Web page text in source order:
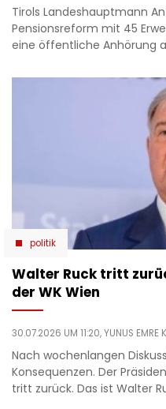
Tirols Landeshauptmann
Pensionsreform mit 45
eine öffentliche Anhörung
politik
Walter Ruck tritt
der WK Wien
30.07.2026 UM 11:20,YUNUS EMRE
Nach wochenlangen
Konsequenzen. Der
tritt zurück. Das ist Walter